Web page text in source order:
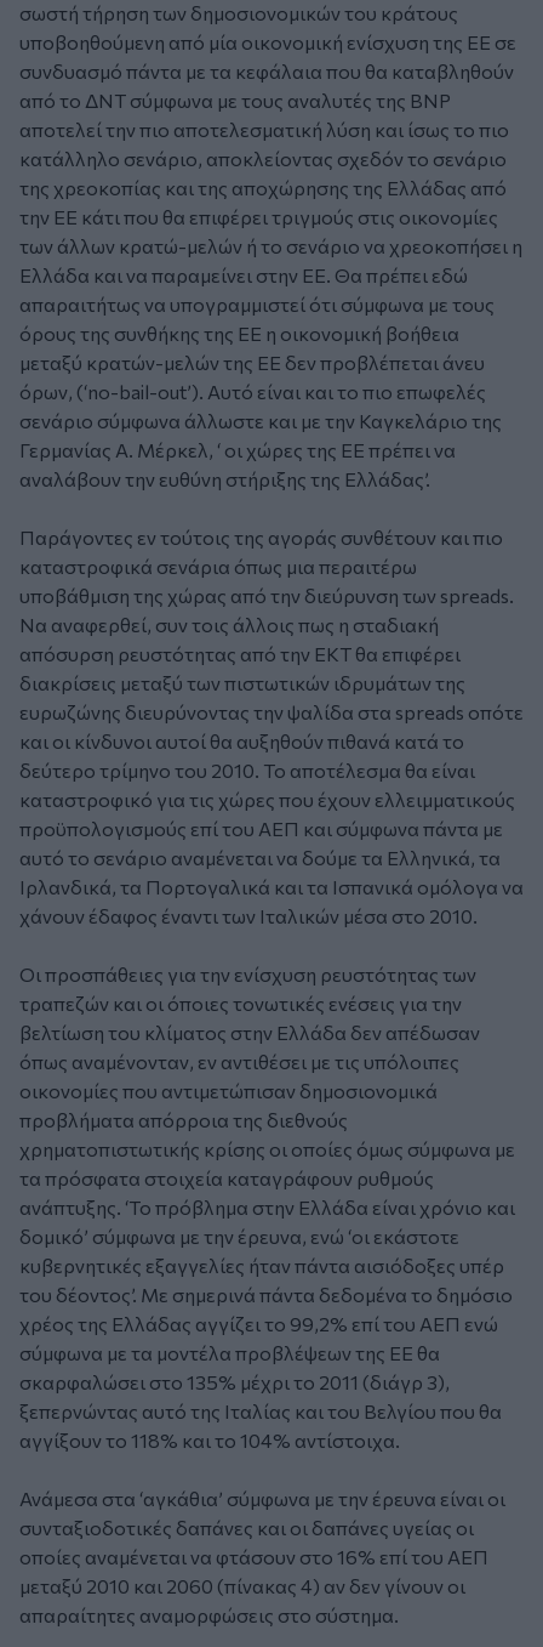
σωστή τήρηση των δημοσιονομικών του κράτους
υποβοηθούμενη από μία οικονομική ενίσχυση της ΕΕ σε
συνδυασμό πάντα με τα κεφάλαια που θα καταβληθούν
από το ΔΝΤ σύμφωνα με τους αναλυτές της BNP
αποτελεί την πιο αποτελεσματική λύση και ίσως το πιο
κατάλληλο σενάριο, αποκλείοντας σχεδόν το σενάριο
της χρεοκοπίας και της αποχώρησης της Ελλάδας από
την ΕΕ κάτι που θα επιφέρει τριγμούς στις οικονομίες
των άλλων κρατώ-μελών ή το σενάριο να χρεοκοπήσει η
Ελλάδα και να παραμείνει στην ΕΕ. Θα πρέπει εδώ
απαραιτήτως να υπογραμμιστεί ότι σύμφωνα με τους
όρους της συνθήκης της ΕΕ η οικονομική βοήθεια
μεταξύ κρατών-μελών της ΕΕ δεν προβλέπεται άνευ
όρων, (‘no-bail-out’). Αυτό είναι και το πιο επωφελές
σενάριο σύμφωνα άλλωστε και με την Καγκελάριο της
Γερμανίας Α. Μέρκελ, ‘ οι χώρες της ΕΕ πρέπει να
αναλάβουν την ευθύνη στήριξης της Ελλάδας’.
Παράγοντες εν τούτοις της αγοράς συνθέτουν και πιο
καταστροφικά σενάρια όπως μια περαιτέρω
υποβάθμιση της χώρας από την διεύρυνση των spreads.
Να αναφερθεί, συν τοις άλλοις πως η σταδιακή
απόσυρση ρευστότητας από την ΕΚΤ θα επιφέρει
διακρίσεις μεταξύ των πιστωτικών ιδρυμάτων της
ευρωζώνης διευρύνοντας την ψαλίδα στα spreads οπότε
και οι κίνδυνοι αυτοί θα αυξηθούν πιθανά κατά το
δεύτερο τρίμηνο του 2010. Το αποτέλεσμα θα είναι
καταστροφικό για τις χώρες που έχουν ελλειμματικούς
προϋπολογισμούς επί του ΑΕΠ και σύμφωνα πάντα με
αυτό το σενάριο αναμένεται να δούμε τα Ελληνικά, τα
Ιρλανδικά, τα Πορτογαλικά και τα Ισπανικά ομόλογα να
χάνουν έδαφος έναντι των Ιταλικών μέσα στο 2010.
Οι προσπάθειες για την ενίσχυση ρευστότητας των
τραπεζών και οι όποιες τονωτικές ενέσεις για την
βελτίωση του κλίματος στην Ελλάδα δεν απέδωσαν
όπως αναμένονταν, εν αντιθέσει με τις υπόλοιπες
οικονομίες που αντιμετώπισαν δημοσιονομικά
προβλήματα απόρροια της διεθνούς
χρηματοπιστωτικής κρίσης οι οποίες όμως σύμφωνα με
τα πρόσφατα στοιχεία καταγράφουν ρυθμούς
ανάπτυξης. ‘Το πρόβλημα στην Ελλάδα είναι χρόνιο και
δομικό’ σύμφωνα με την έρευνα, ενώ ‘οι εκάστοτε
κυβερνητικές εξαγγελίες ήταν πάντα αισιόδοξες υπέρ
του δέοντος’. Με σημερινά πάντα δεδομένα το δημόσιο
χρέος της Ελλάδας αγγίζει το 99,2% επί του ΑΕΠ ενώ
σύμφωνα με τα μοντέλα προβλέψεων της ΕΕ θα
σκαρφαλώσει στο 135% μέχρι το 2011 (διάγρ 3),
ξεπερνώντας αυτό της Ιταλίας και του Βελγίου που θα
αγγίξουν το 118% και το 104% αντίστοιχα.
Ανάμεσα στα ‘αγκάθια’ σύμφωνα με την έρευνα είναι οι
συνταξιοδοτικές δαπάνες και οι δαπάνες υγείας οι
οποίες αναμένεται να φτάσουν στο 16% επί του ΑΕΠ
μεταξύ 2010 και 2060 (πίνακας 4) αν δεν γίνουν οι
απαραίτητες αναμορφώσεις στο σύστημα.